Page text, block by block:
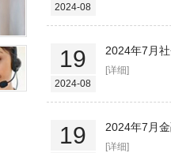
2024-08
19
2024-08
2024年7月
[详细]
19 2024年7月
[详细]